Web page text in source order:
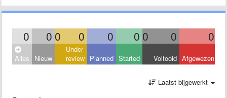
0 0 0 0 0 0 0 0 0
Alles Nieuw
Under
review Planned Started Voltooid Afgewezen
Laatst bijgewerkt